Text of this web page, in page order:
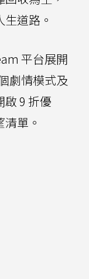
道路。
平台展開
劇情模式及
9 折優
單。